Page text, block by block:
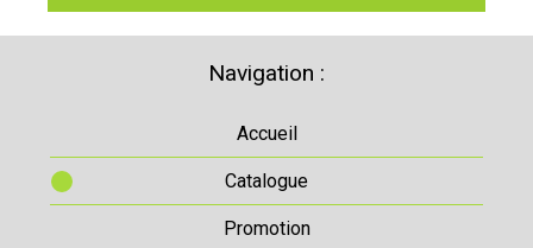
Navigation :
Accueil
Catalogue
Promotion